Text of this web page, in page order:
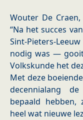
Wouter De
“Na het succes
Sint-Pieters-
nodig was —
Volkskunde het
Met deze
decennialang
bepaald
heel wat nieuwe